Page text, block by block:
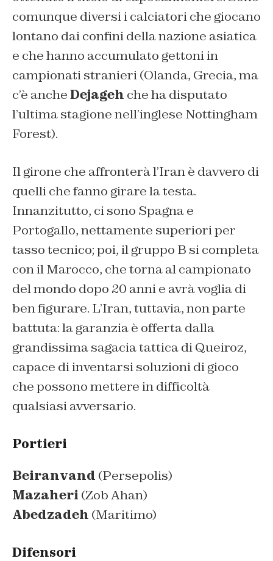
comunque diversi i calciatori che giocano
lontano dai confini della nazione asiatica
e che hanno accumulato gettoni in
campionati stranieri (Olanda, Grecia, ma
c’è ancheDejageh che ha disputato
l’ultima stagione nell’inglese Nottingham
Forest).
Il girone che affronterà l’Iran è davvero di
quelli che fanno girare la testa.
Innanzitutto, ci sono Spagna e
Portogallo, nettamente superiori per
tasso tecnico; poi, il gruppo B si completa
con il Marocco, che torna al campionato
del mondo dopo 20 anni e avrà voglia di
ben figurare. L’Iran, tuttavia, non parte
battuta: la garanzia è offerta dalla
grandissima sagacia tattica di Queiroz,
capace di inventarsi soluzioni di gioco
che possono mettere in difficoltà
qualsiasi avversario.
Portieri
Beiranvand (Persepolis)
Mazaheri (Zob Ahan)
Abedzadeh (Maritimo)
Difensori